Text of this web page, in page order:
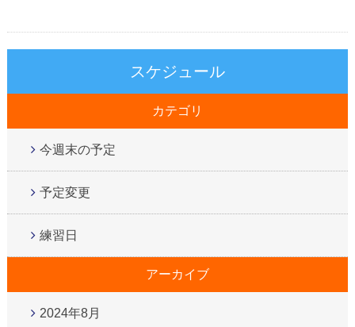
スケジュール
カテゴリ
今週末の予定
予定変更
練習日
アーカイブ
2024年8月